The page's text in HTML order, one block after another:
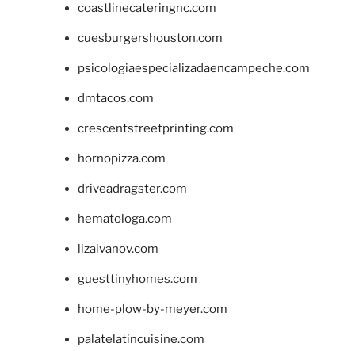
coastlinecateringnc.com
cuesburgershouston.com
psicologiaespecializadaencampeche.com
dmtacos.com
crescentstreetprinting.com
hornopizza.com
driveadragster.com
hematologa.com
lizaivanov.com
guesttinyhomes.com
home-plow-by-meyer.com
palatelatincuisine.com